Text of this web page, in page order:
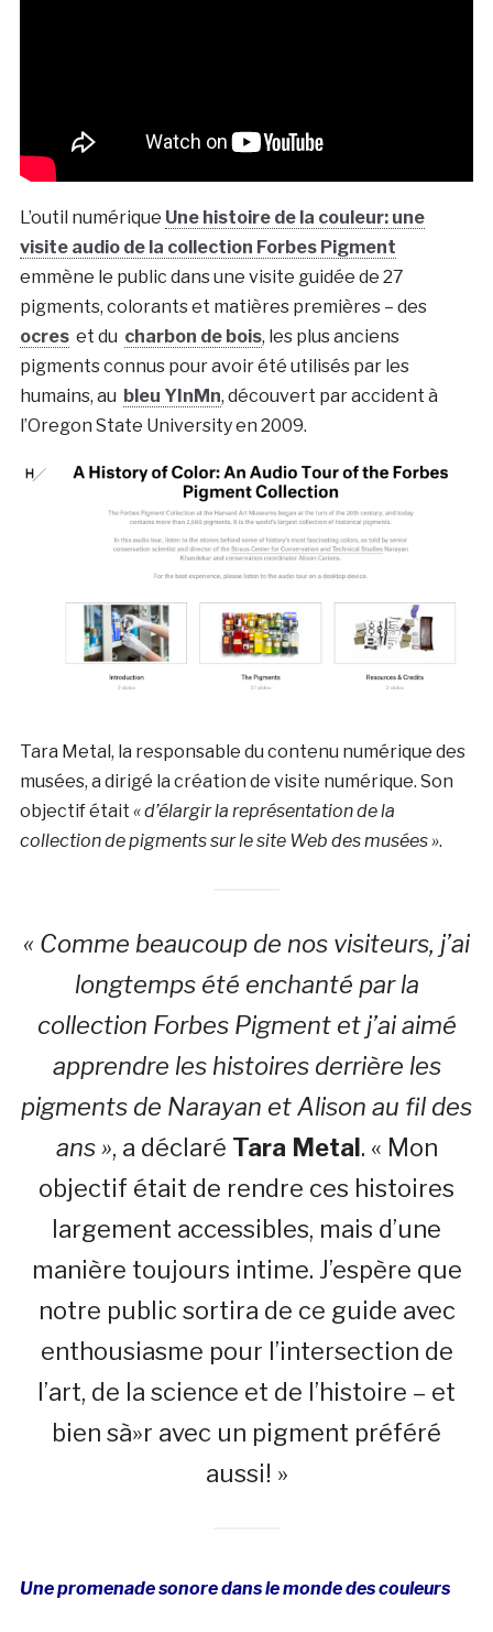
L’outil numérique Une histoire de la couleur: une
visite audio de la collection Forbes Pigment
emmène le public dans une visite guidée de 27
pigments, colorants et matières premières – des
ocreset du charbon de bois, les plus anciens
pigments connus pour avoir été utilisés par les
humains, au bleu YInMn, découvert par accident à
l’Oregon State University en 2009.
Tara Metal, la responsable du contenu numérique des
musées, a dirigé la création de visite numérique. Son
objectif était « d’élargir la représentation de la
collection de pigments sur le site Web des musées ».
« Comme beaucoup de nos visiteurs, j’ai
longtemps été enchanté par la
collection Forbes Pigment et j’ai aimé
apprendre les histoires derrière les
pigments de Narayan et Alison au fil des
ans », a déclaré Tara Metal. « Mon
objectif était de rendre ces histoires
largement accessibles, mais d’une
manière toujours intime. J’espère que
notre public sortira de ce guide avec
enthousiasme pour l’intersection de
l’art, de la science et de l’histoire – et
bien sà»r avec un pigment préféré
aussi! »
Une promenade sonore dans le monde des couleurs